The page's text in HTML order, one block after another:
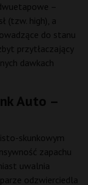
–
(tzw. high), a
do stanu
przytłaczający
dawkach
Auto –
skunkowym
zapachu
uwalnia
odzwierciedla